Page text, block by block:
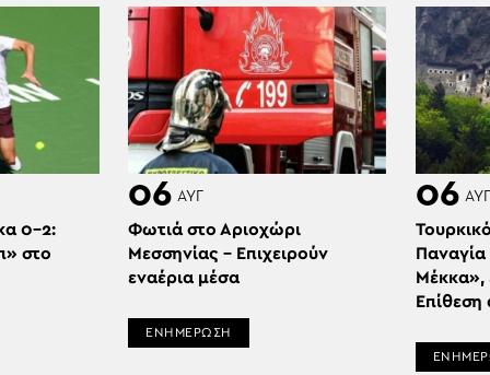
0-2:
στο
06 ΑΥΓ
Φωτιά στο Αριοχώρι
Μεσσηνίας – Επιχειρούν
εναέρια μέσα
ΕΝΗΜΕΡΩΣΗ
06 ΑΥΓ
Μέκκα»,